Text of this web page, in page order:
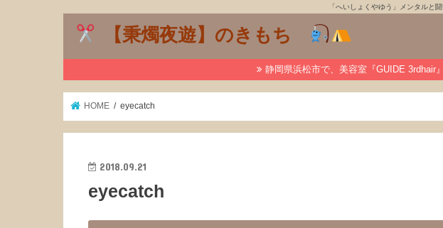
「へいしょくやゆう」メンタルと
【秉燭夜遊】のきもち
静岡県浜松市で、美容室『GUIDE 3rdhair
HOME eyecatch
2018.09.21
eyecatch